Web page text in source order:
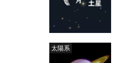
太陽系